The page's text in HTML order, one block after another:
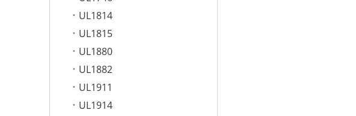
UL1814
UL1815
UL1880
UL1882
UL1911
UL1914